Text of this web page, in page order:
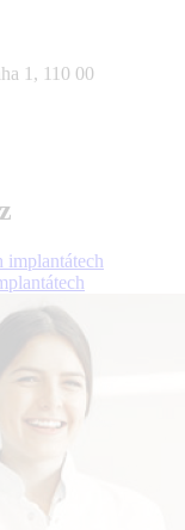
1, 110 00